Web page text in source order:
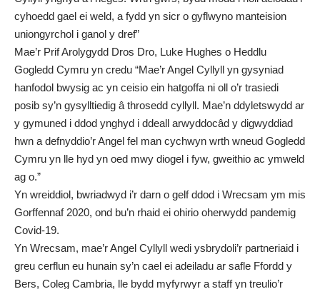
cyhoedd gael ei weld, a fydd yn sicr o gyflwyno manteision
uniongyrchol i ganol y dref”
Mae’r Prif Arolygydd Dros Dro, Luke Hughes o Heddlu
Gogledd Cymru yn credu “Mae’r Angel Cyllyll yn gysyniad
hanfodol bwysig ac yn ceisio ein hatgoffa ni oll o’r trasiedi
posib sy’n gysylltiedig â throsedd cyllyll. Mae’n ddyletswydd ar
y gymuned i ddod ynghyd i ddeall arwyddocâd y digwyddiad
hwn a defnyddio’r Angel fel man cychwyn wrth wneud Gogledd
Cymru yn lle hyd yn oed mwy diogel i fyw, gweithio ac ymweld
ag o.”
Yn wreiddiol, bwriadwyd i’r darn o gelf ddod i Wrecsam ym mis
Gorffennaf 2020, ond bu’n rhaid ei ohirio oherwydd pandemig
Covid-19.
Yn Wrecsam, mae’r Angel Cyllyll wedi ysbrydoli’r partneriaid i
greu cerflun eu hunain sy’n cael ei adeiladu ar safle Ffordd y
Bers, Coleg Cambria, lle bydd myfyrwyr a staff yn treulio’r